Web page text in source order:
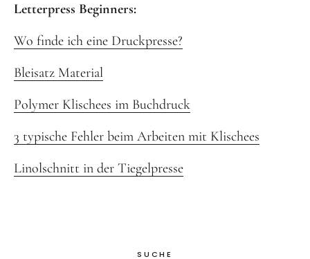
Letterpress Beginners:
Wo finde ich eine Druckpresse?
Bleisatz Material
Polymer Klischees im Buchdruck
3 typische Fehler beim Arbeiten mit Klischees
Linolschnitt in der Tiegelpresse
SUCHE